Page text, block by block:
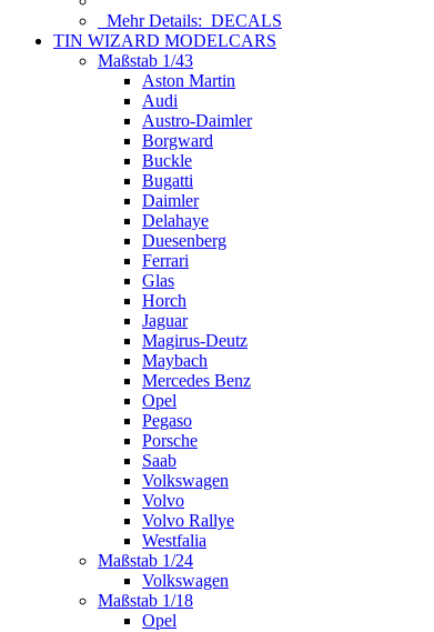
Mehr Details: DECALS
TIN WIZARD MODELCARS
Maßstab 1/43
Aston Martin
Audi
Austro-Daimler
Borgward
Buckle
Bugatti
Daimler
Delahaye
Duesenberg
Ferrari
Glas
Horch
Jaguar
Magirus-Deutz
Maybach
Mercedes Benz
Opel
Pegaso
Porsche
Saab
Volkswagen
Volvo
Volvo Rallye
Westfalia
Maßstab 1/24
Volkswagen
Maßstab 1/18
Opel